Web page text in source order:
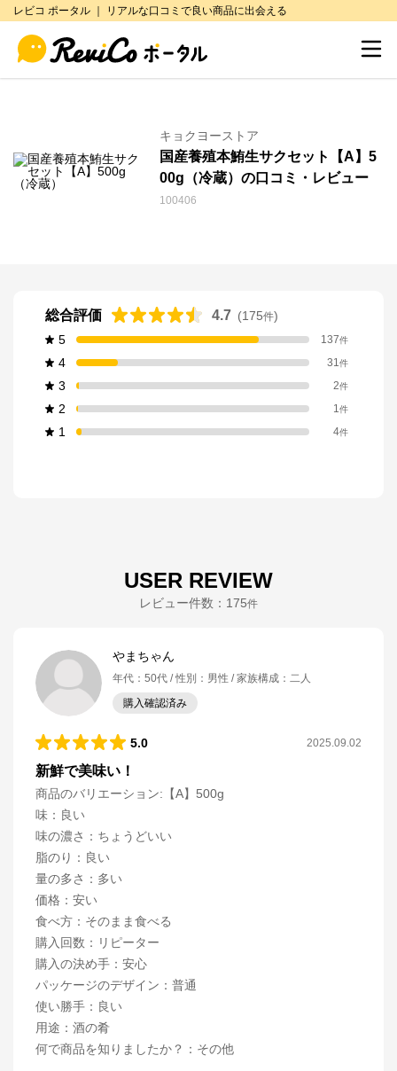
レビコ ポータル ｜ リアルな口コミで良い商品に出会える
キョクヨーストア
国産養殖本鮪生サクセット【A】5
00g（冷蔵）の口コミ・レビュー
100406
総合評価 4.7 (175件)
5
137件
4 31件
3 2件
2 1件
1 4件
USER REVIEW
レビュー件数： 175件
やまちゃん
年代 ： 50代 性別 ： 男性 家族構成 ： 二人
購入確認済み
5.0 2025.09.02
新鮮で美味い！
商品のバリエーション: 【A】500g
味 ： 良い
味の濃さ ： ちょうどいい
脂のり ： 良い
量の多さ ： 多い
価格 ： 安い
食べ方 ： そのまま食べる
購入回数 ： リピーター
購入の決め手 ： 安心
パッケージのデザイン ： 普通
使い勝手 ： 良い
用途 ： 酒の肴
何で商品を知りましたか？ ： その他